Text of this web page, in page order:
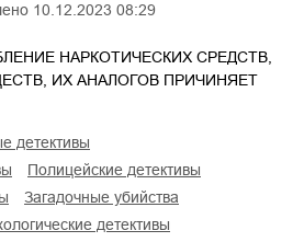
10.12.2023 08:29
НАРКОТИЧЕСКИХ СРЕДСТВ,
ИХ АНАЛОГОВ ПРИЧИНЯЕТ
детективы
полицейские детективы
загадочные убийства
детективы